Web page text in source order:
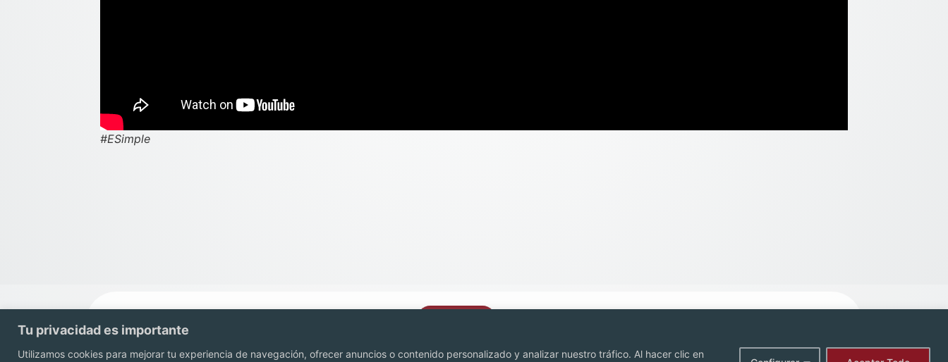
Tu privacidad es importante
Utilizamos cookies para mejorar tu experiencia de navegación, ofrecer anuncios o contenido personalizado y analizar nuestro tráfico. Al hacer clic en
#ESimple